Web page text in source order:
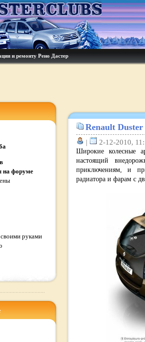
и ремонту Рено Дастер
на форуме
руками
Renault
|
2-12-2010,
Широкие колесные
настоящий
приключениям, и
радиатора и фарам с